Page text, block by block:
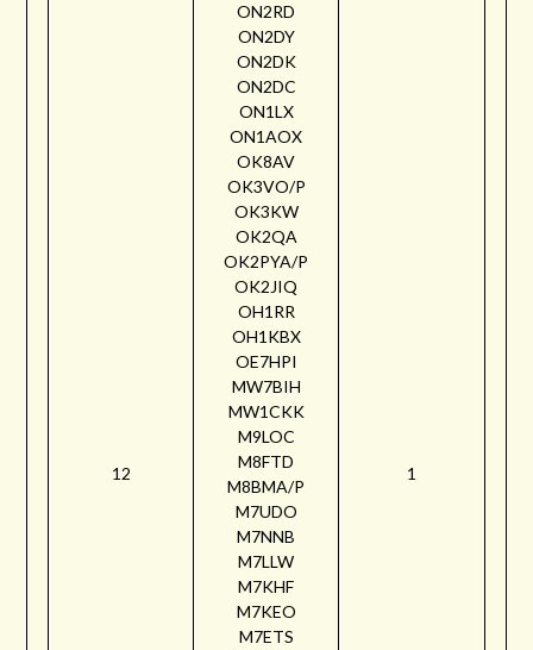
12
ON2RD
ON2DY
ON2DK
ON2DC
ON1LX
ON1AOX
OK8AV
OK3VO/P
OK3KW
OK2QA
OK2PYA/P
OK2JIQ
OH1RR
OH1KBX
OE7HPI
MW7BIH
MW1CKK
M9LOC
M8FTD
M8BMA/P
M7UDO
M7NNB
M7LLW
M7KHF
M7KEO
M7ETS
1